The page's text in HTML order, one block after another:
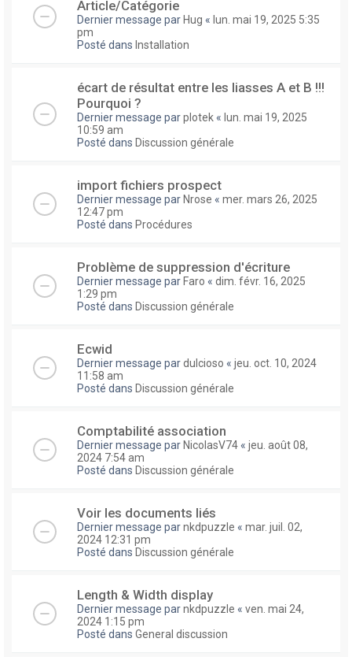
Article/Catégorie
Dernier message par Hug « lun. mai 19, 2025 5:35
pm
Posté dans Installation
écart de résultat entre les liasses A et B !!!
Pourquoi ?
Dernier message parplotek « lun. mai 19, 2025
10:59 am
Posté dans Discussion générale
import fichiers prospect
Dernier message par Nrose « mer. mars 26, 2025
12:47 pm
Posté dans Procédures
Problème de suppression d'écriture
Dernier message par Faro « dim. févr. 16, 2025
1:29 pm
Posté dans Discussion générale
Ecwid
Dernier message pardulcioso « jeu. oct. 10, 2024
11:58 am
Posté dans Discussion générale
Comptabilité association
Dernier message par NicolasV74 « jeu. août 08,
2024 7:54 am
Posté dans Discussion générale
Voir les documents liés
Dernier message parnkdpuzzle « mar. juil. 02,
2024 12:31 pm
Posté dans Discussion générale
Length & Width display
Dernier message parnkdpuzzle « ven. mai 24,
2024 1:15 pm
Posté dans General discussion